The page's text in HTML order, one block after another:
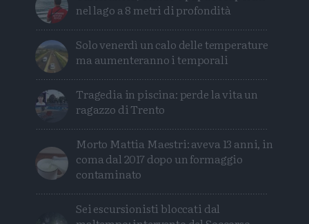
nel lago a 8 metri di profondità
Solo venerdì un calo delle temperature
ma aumenteranno i temporali
Tragedia in piscina: perde la vita un
ragazzo di Trento
Morto Mattia Maestri: aveva 13 anni, in
coma dal 2017 dopo un formaggio
contaminato
Sei escursionisti bloccati dal